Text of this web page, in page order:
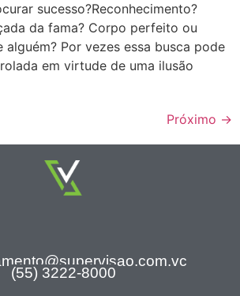
sucesso?Reconhecimento?
da fama? Corpo perfeito ou
alguém? Por vezes essa busca pode
em virtude de uma ilusão
Próximo →
(55) 3222-8000